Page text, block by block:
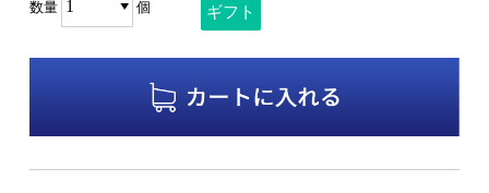
数量 個
ギフト